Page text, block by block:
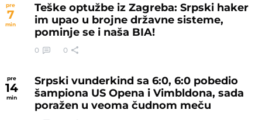
pre
7
min
Teške optužbe iz Zagreba: Srpski haker
im upao u brojne državne sisteme,
pominje se i naša BIA!
0 0
pre
14
min
Srpski vunderkind sa 6:0, 6:0 pobedio
šampiona US Opena i Vimbldona, sada
poražen u veoma čudnom meču